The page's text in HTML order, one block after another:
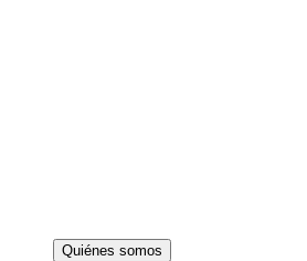
Quiénes somos